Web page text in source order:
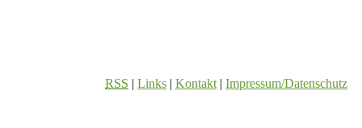
RSS | Links | Kontakt| Impressum/Datenschutz